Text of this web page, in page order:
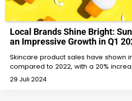
Local Brands Shine Bright:
an Impressive Growth in Q1
Skincare product sales have shown
compared to 2022, with a 20%
29 Juli 2024